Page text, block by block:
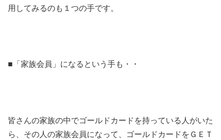
用してみるのも１つの手です。
■「家族会員」になるという手も・・
皆さんの家族の中でゴールドカードを持っている人がいた
ら、その人の家族会員になって、ゴールドカードをＧＥＴ